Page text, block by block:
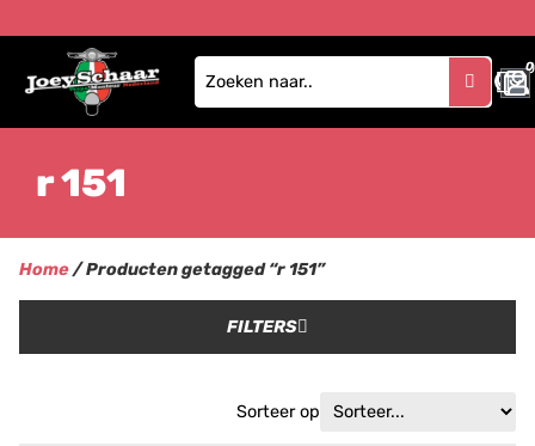
0
0
r 151
Home/ Producten getagged “r 151”
FILTERS
Sorteer op